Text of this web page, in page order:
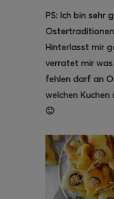
PS: Ich bin sehr
Hinterlasst mir
verratet mir was
fehlen darf an
welchen
🙂